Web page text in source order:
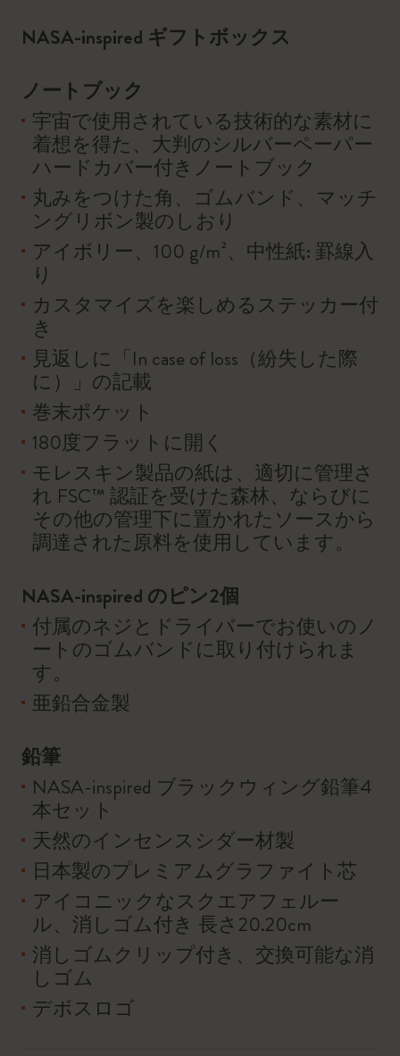
NASA-inspired ギフトボックス
ノートブック
宇宙で使用されている技術的な素材に
着想を得た、大判のシルバーペーパー
ハードカバー付きノートブック
丸みをつけた角、ゴムバンド、マッチ
ングリボン製のしおり
アイボリー、100 g/m²、中性紙: 罫線入
り
カスタマイズを楽しめるステッカー付
き
見返しに「In case of loss（紛失した際
に）」の記載
巻末ポケット
180度フラットに開く
モレスキン製品の紙は、適切に管理さ
れ FSC™ 認証を受けた森林、ならびに
その他の管理下に置かれたソースから
調達された原料を使用しています。
NASA-inspired のピン2個
付属のネジとドライバーでお使いのノ
ートのゴムバンドに取り付けられま
す。
亜鉛合金製
鉛筆
NASA-inspired ブラックウィング鉛筆4
本セット
天然のインセンスシダー材製
日本製のプレミアムグラファイト芯
アイコニックなスクエアフェルー
ル、消しゴム付き 長さ20.20cm
消しゴムクリップ付き、交換可能な消
しゴム
デボスロゴ